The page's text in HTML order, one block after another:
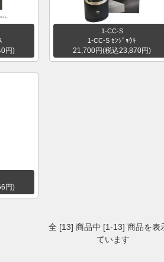
円)
1-CC-S
1-CC-S ｾﾝｼﾞｮｳｷ
21,700円(税込23,870円)
円)
全 [13] 商品中 [1-13] 商品を表
ています